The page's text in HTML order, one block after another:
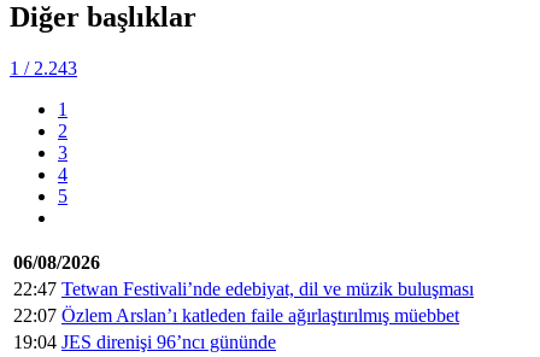
Diğer başlıklar
1 / 2.243
1
2
3
4
5
06/08/2026
22:47 Tetwan Festivali’nde edebiyat, dil ve müzik buluşması
22:07 Özlem Arslan’ı katleden faile ağırlaştırılmış müebbet
19:04 JES direnişi 96’ncı gününde